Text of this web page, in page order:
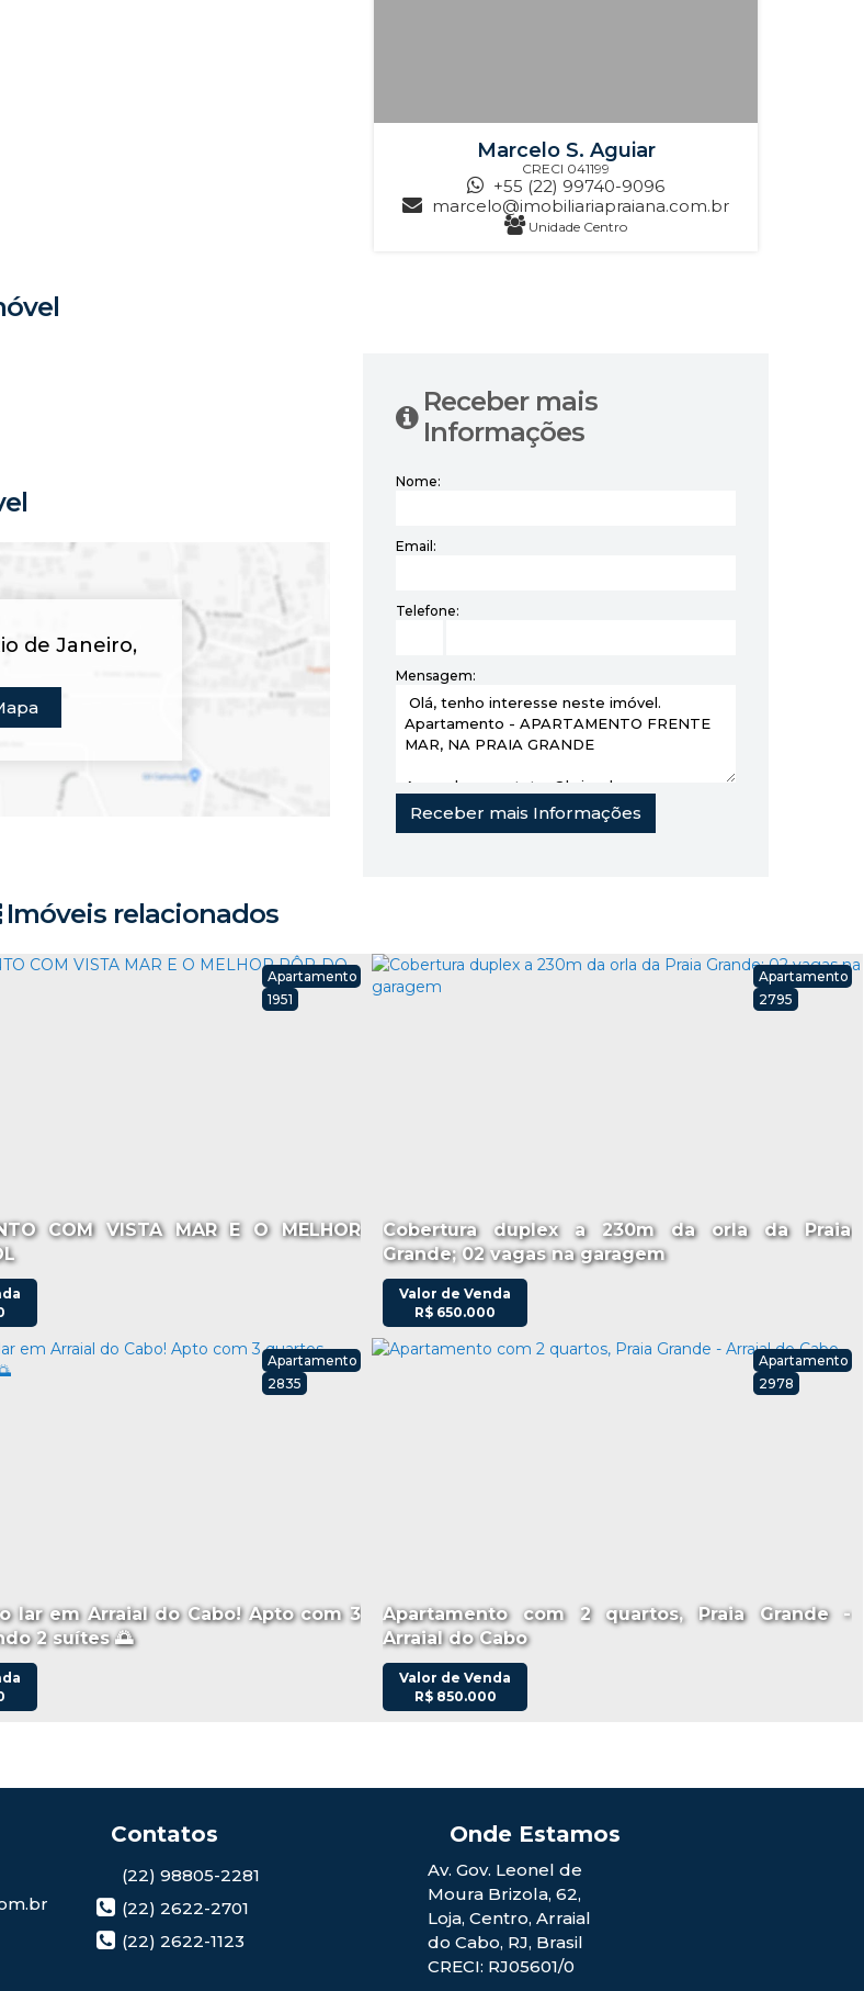
de Janeiro,
Marcelo S. Aguiar
CRECI 041199
+55 (22) 99740-9096
marcelo@imobiliariapraiana.com.br
Unidade Centro
Receber mais
Informações
Nome:
Email:
Telefone:
Mensagem:
Imóveis relacionados
COM VISTA MAR E O MELHOR
1951
Apartamento
Cobertura duplex a 230m da orla da Praia
Grande; 02 vagas na garagem
2795
Apartamento
R$ 650.000
Valor de Venda
lar em Arraial do Cabo! Apto com 3
2 suítes 🌅
2835
Apartamento
Apartamento com 2 quartos, Praia Grande -
Arraial do Cabo
2978
Apartamento
R$850.000
Valor de Venda
(22) 98805-2281
(22) 2622-2701
(22) 2622-1123
Av. Gov. Leonel de
Moura Brizola, 62,
Loja, Centro, Arraial
do Cabo, RJ, Brasil
CRECI: RJ05601/0